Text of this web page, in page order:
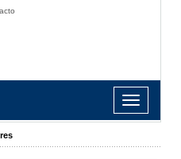
Toggle
navigation